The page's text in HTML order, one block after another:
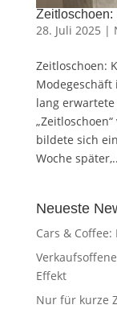
Zeitloschoen:
28. Juli 2025 |
Zeitloschoen:
Modegeschäft
lang
bildete sich
Woche
Neueste
Cars &
Effekt
Nur für kurze